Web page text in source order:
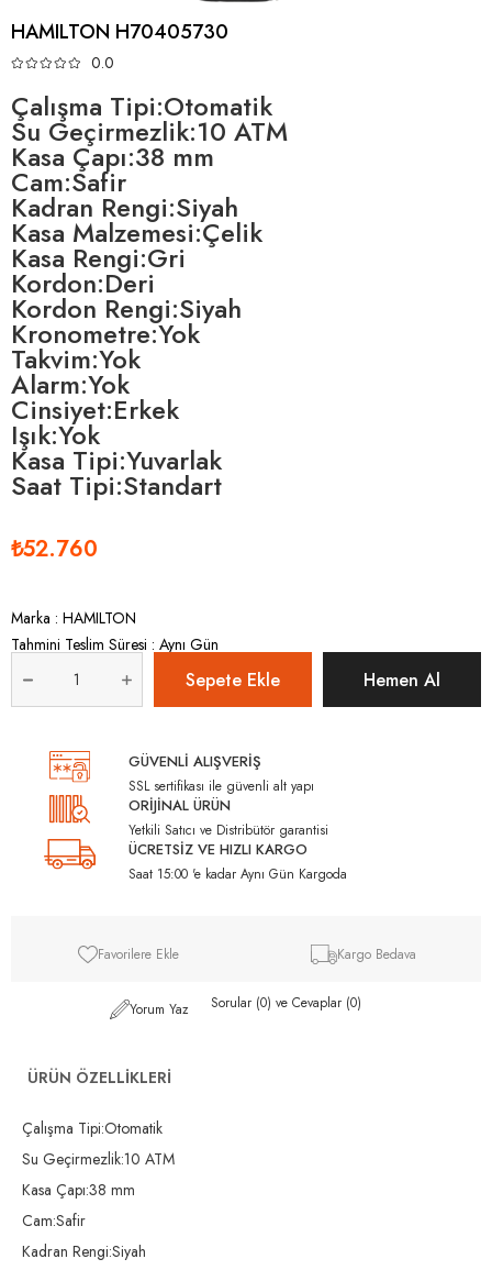
HAMILTON H70405730
0.0
Çalışma Tipi:Otomatik
Su Geçirmezlik:10 ATM
Kasa Çapı:38 mm
Cam:Safir
Kadran Rengi:Siyah
Kasa Malzemesi:Çelik
Kasa Rengi:Gri
Kordon:Deri
Kordon Rengi:Siyah
Kronometre:Yok
Takvim:Yok
Alarm:Yok
Cinsiyet:Erkek
Işık:Yok
Kasa Tipi:Yuvarlak
Saat Tipi:Standart
₺52.760
Marka : HAMILTON
Tahmini Teslim Süresi : Aynı Gün
GÜVENLİ ALIŞVERİŞ
SSL sertifikası ile güvenli alt yapı
ORİJİNAL ÜRÜN
Yetkili Satıcı ve Distribütör garantisi
ÜCRETSİZ VE HIZLI KARGO
Saat 15:00 'e kadar Aynı Gün Kargoda
Favorilere Ekle Kargo Bedava
Yorum Yaz Sorular (0) ve Cevaplar (0)
ÜRÜN ÖZELLIKLERI
Çalışma Tipi:Otomatik
Su Geçirmezlik:10 ATM
Kasa Çapı:38 mm
Cam:Safir
Kadran Rengi:Siyah